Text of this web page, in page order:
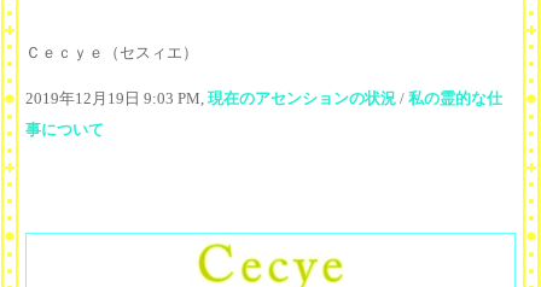
Ｃｅｃｙｅ（セスィエ）
2019年12月19日 9:03 PM, 現在のアセンションの状況 / 私の霊的な仕
事について